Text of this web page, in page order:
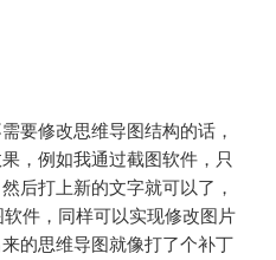
要修改思维导图结构的话，
，例如我通过截图软件，只
后打上新的文字就可以了，
件，同样可以实现修改图片
的思维导图就像打了个补丁